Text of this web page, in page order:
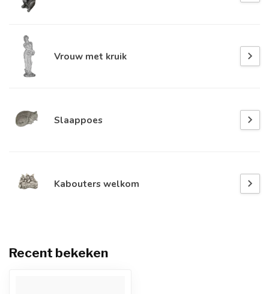
Vrouw met kruik
Slaappoes
Kabouters welkom
Recent bekeken